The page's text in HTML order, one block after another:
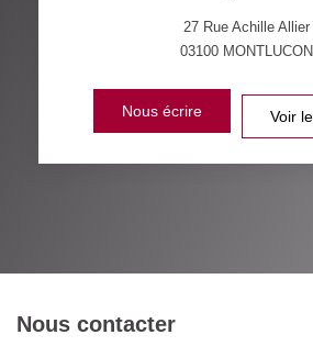
27 Rue Achille Allier
03100 MONTLUCON
Nous écrire Voir
Nous contacter